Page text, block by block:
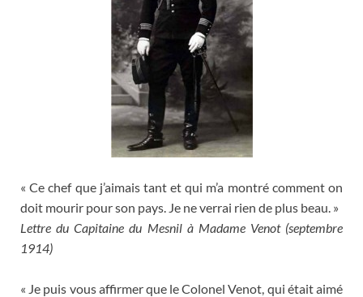
« Ce chef que j’aimais tant et qui m’a montré comment on
doit mourir pour son pays. Je ne verrai rien de plus beau. »
Lettre du Capitaine du Mesnil à Madame Venot (septembre
1914)
« Je puis vous affirmer que le Colonel Venot, qui était aimé